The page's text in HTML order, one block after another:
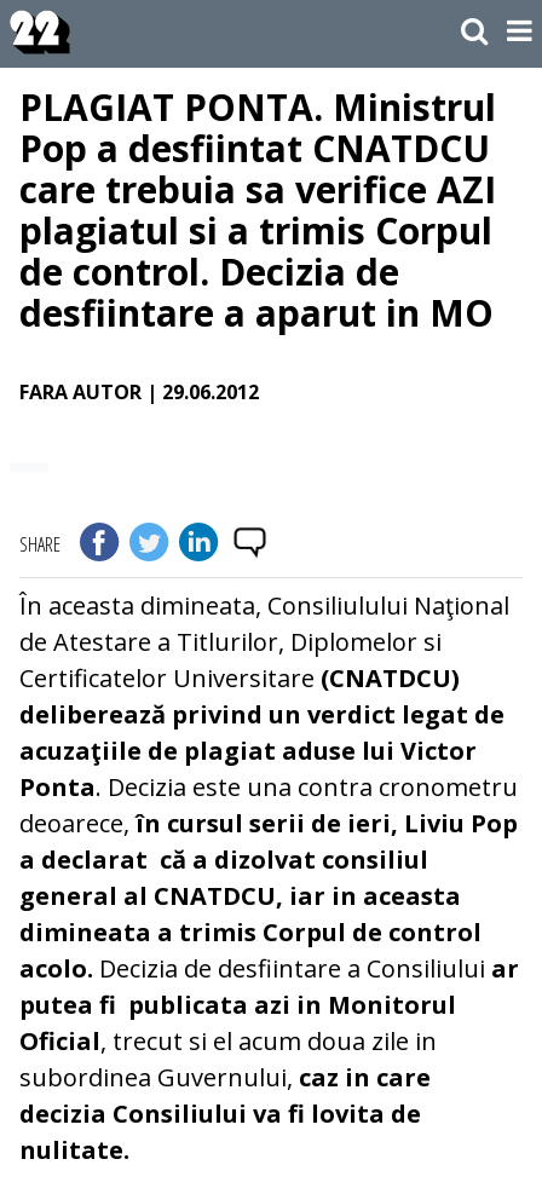
PLAGIAT PONTA. Ministrul
Pop a desfiintat CNATDCU
care trebuia sa verifice AZI
plagiatul si a trimis Corpul
de control. Decizia de
desfiintare a aparut in MO
FARA AUTOR | 29.06.2012
SHARE
În aceasta dimineata, Consiliulului Naţional
de Atestare a Titlurilor, Diplomelor si
Certificatelor Universitare (CNATDCU)
deliberează privind un verdict legat de
acuzaţiile de plagiat aduse lui Victor
Ponta. Decizia este una contra cronometru
deoarece,în cursul serii de ieri, Liviu Pop
a declarat că a dizolvat consiliul
general al CNATDCU, iar in aceasta
dimineata a trimis Corpul de control
acolo. Decizia de desfiintare a Consiliului ar
putea fi publicata azi in Monitorul
Oficial, trecut si el acum doua zile in
subordinea Guvernului, caz in care
decizia Consiliului va fi lovita de
nulitate.